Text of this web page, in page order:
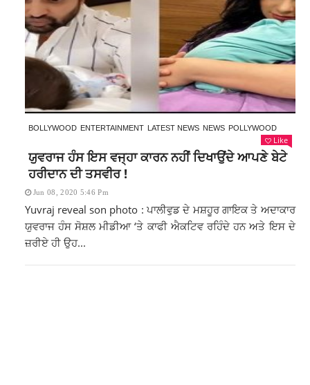
BOLLYWOOD ENTERTAINMENT LATEST NEWS NEWS POLLYWOOD
Like
ਯੁਵਰਾਜ ਹੰਸ ਇਸ ਵਜ੍ਹਾ ਕਾਰਨ ਨਹੀਂ ਦਿਖਾਉਂਦੇ ਆਪਣੇ ਬੇਟੇ
ਹਰੀਦਾਨ ਦੀ ਤਸਵੀਰ !
Jun 08, 2020 5:46 Pm
Yuvraj reveal son photo : ਪਾਲੀਵੁਡ ਦੇ ਮਸ਼ਹੂਰ ਗਾਇਕ ਤੇ ਅਦਾਕਾਰ
ਯੁਵਰਾਜ ਹੰਸ ਸੋਸ਼ਲ ਮੀਡੀਆ ‘ਤੇ ਕਾਫੀ ਐਕਟਿਵ ਰਹਿੰਦੇ ਹਨ ਅਤੇ ਇਸ ਦੇ
ਜ਼ਰੀਏ ਹੀ ਉਹ...